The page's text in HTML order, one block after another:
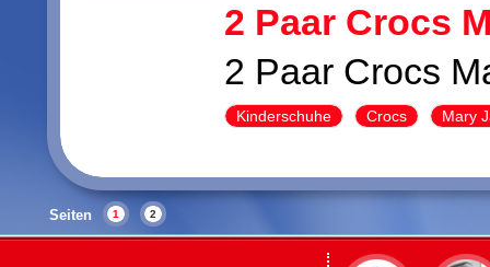
2 Paar Crocs
2 Paar Crocs
Kinderschuhe Crocs Mary
Seiten 1 2